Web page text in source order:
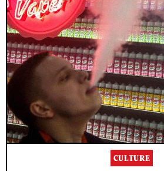
CULTURE